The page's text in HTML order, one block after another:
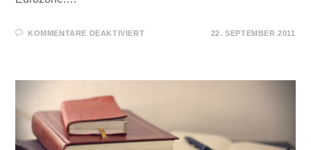
KOMMENTARE DEAKTIVIERTFÜR
DAS
ENDE
22. SEPTEMBER 2011